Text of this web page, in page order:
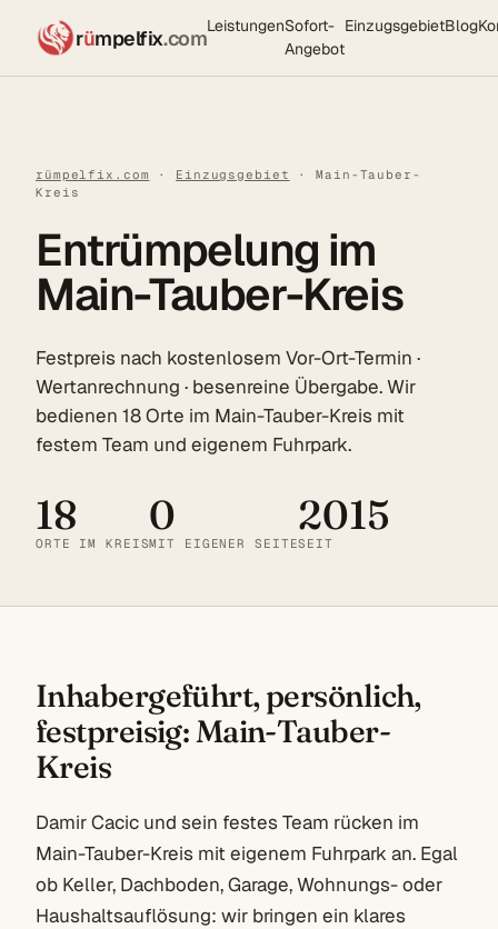
rümpelfix.comLeistungenSofort-
Angebot
EinzugsgebietBlog
rümpelfix.com · Einzugsgebiet
· Main-Tauber-
Kreis
Entrümpelung im
Main-Tauber-Kreis
Festpreis nach kostenlosem Vor-Ort-Termin ·
Wertanrechnung · besenreine Übergabe. Wir
bedienen 18 Orte im Main-Tauber-Kreis mit
festem Team und eigenem Fuhrpark.
18
ORTE IM KREIS
0
MIT EIGENER SEITE
2015
SEIT
Inhabergeführt, persönlich,
festpreisig: Main-Tauber-
Kreis
Damir Cacic und sein festes Team rücken im
Main-Tauber-Kreis mit eigenem Fuhrpark an. Egal
ob Keller, Dachboden, Garage, Wohnungs- oder
Haushaltsauflösung: wir bringen ein klares